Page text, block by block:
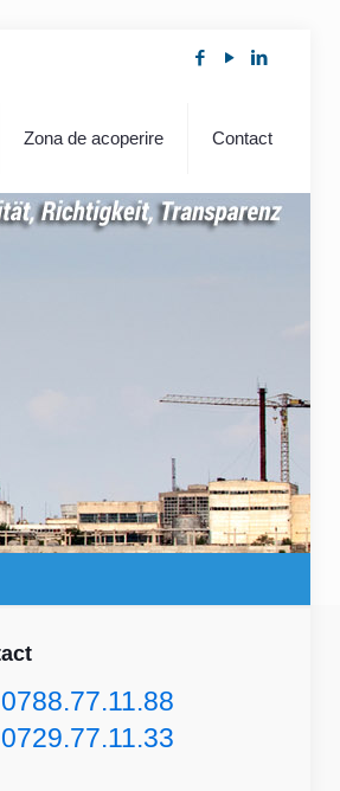
Zona de acoperire Contact